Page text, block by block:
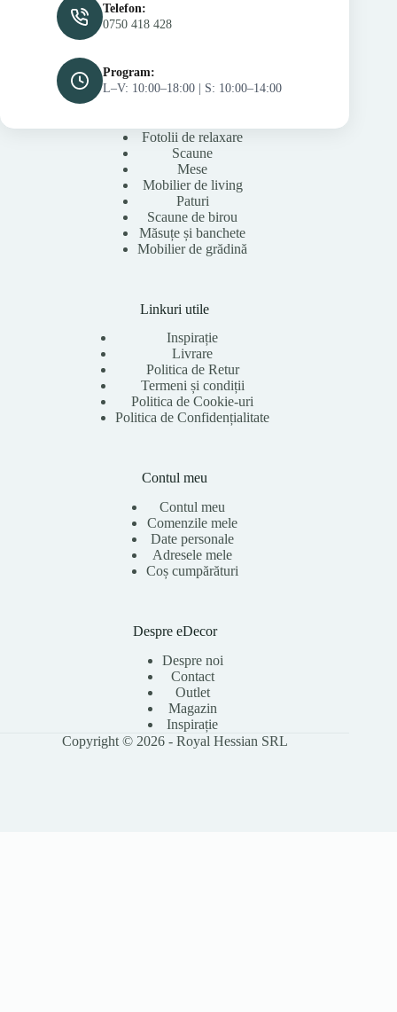
Telefon:
0750 418 428
Program:
L–V: 10:00–18:00 | S: 10:00–14:00
Fotolii de relaxare
Scaune
Mese
Mobilier de living
Paturi
Scaune de birou
Măsuțe și banchete
Mobilier de grădină
Linkuri utile
Inspirație
Livrare
Politica de Retur
Termeni și condiții
Politica de Cookie-uri
Politica de Confidențialitate
Contul meu
Contul meu
Comenzile mele
Date personale
Adresele mele
Coș cumpărături
Despre eDecor
Despre noi
Contact
Outlet
Magazin
Inspirație
Copyright © 2026 - Royal Hessian SRL